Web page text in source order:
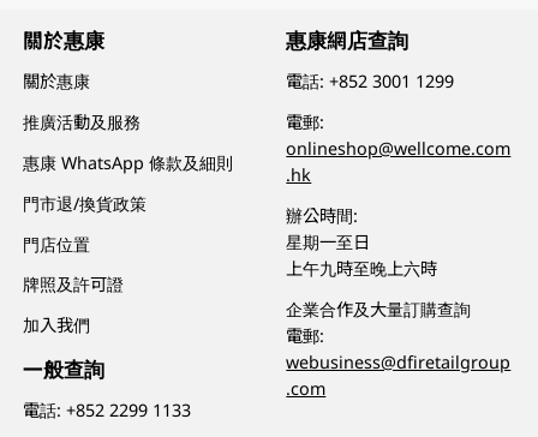
關於惠康
關於惠康
推廣活動及服務
惠康 WhatsApp 條款及細則
門市退/換貨政策
門店位置
牌照及許可證
加入我們
一般查詢
電話:+852 2299 1133
惠康網店查詢
電話:+852 3001 1299
電郵:
onlineshop@wellcome.com
.hk
辦公時間:
星期一至日
上午九時至晚上六時
企業合作及大量訂購查詢
電郵:
webusiness@dfiretailgroup
.com